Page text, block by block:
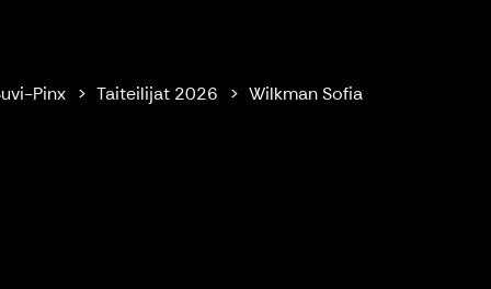
Pinx Taiteilijat 2026 Wilkman Sofia